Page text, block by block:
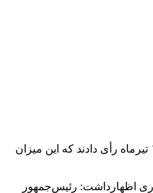
رئیس ستاد انتخابات استان اردبیل گفت: از یک میلیون و ۴۲ هزار نفر واجدین شرایط رأی در استان اردبیل، تعداد ۶۸۲ هزار و ۱۸۶ نفر در دور دوم انتخابات ریاست جمهوری در ۱۵ تیرماه رأی دادند که این میزان
جمهوری اظهارداشت: رئیس‌‌جمهور